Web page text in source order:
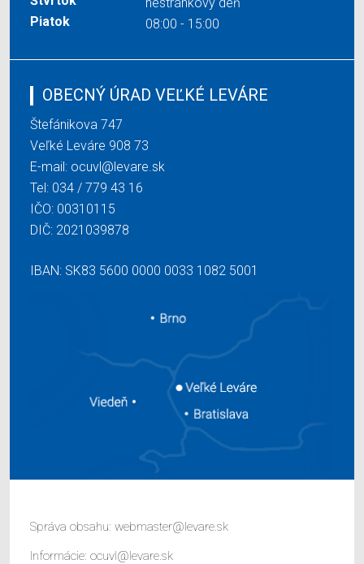
Piatok
08:00 - 15:00
OBECNÝ ÚRAD VEĽKÉ LEVÁRE
Štefánikova 747
Veľké Leváre 908 73
E-mail: ocuvl@levare.sk
Tel: 034 / 779 43 16
IČO: 00310115
DIČ: 2021039878
IBAN: SK83 5600 0000 0033 1082 5001
Správa obsahu: webmaster@levare.sk
Informácie: ocuvl@levare.sk